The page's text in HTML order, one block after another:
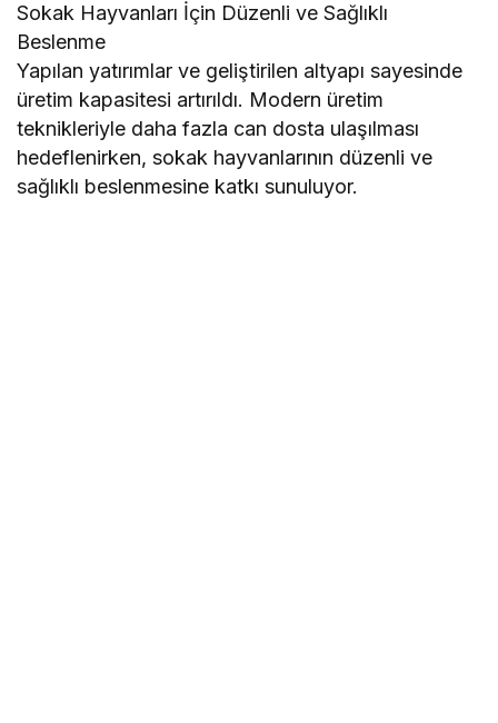
Sokak Hayvanları İçin Düzenli ve Sağlıklı
Beslenme
Yapılan yatırımlar ve geliştirilen altyapı sayesinde
üretim kapasitesi artırıldı. Modern üretim
teknikleriyle daha fazla can dosta ulaşılması
hedeflenirken, sokak hayvanlarının düzenli ve
sağlıklı beslenmesine katkı sunuluyor.